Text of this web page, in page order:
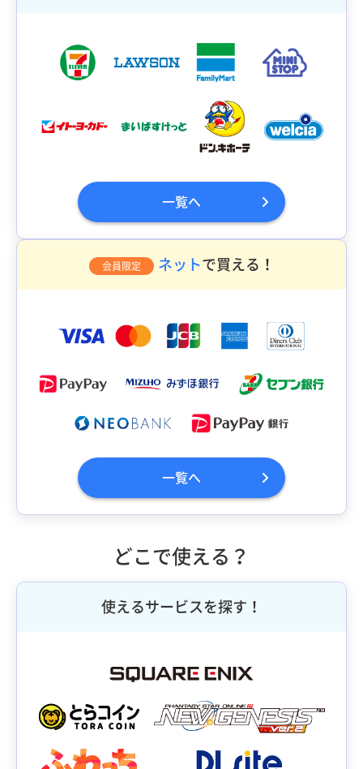
一覧へ
会員限定 ネットで買える！
一覧へ
どこで使える？
使えるサービスを探す！